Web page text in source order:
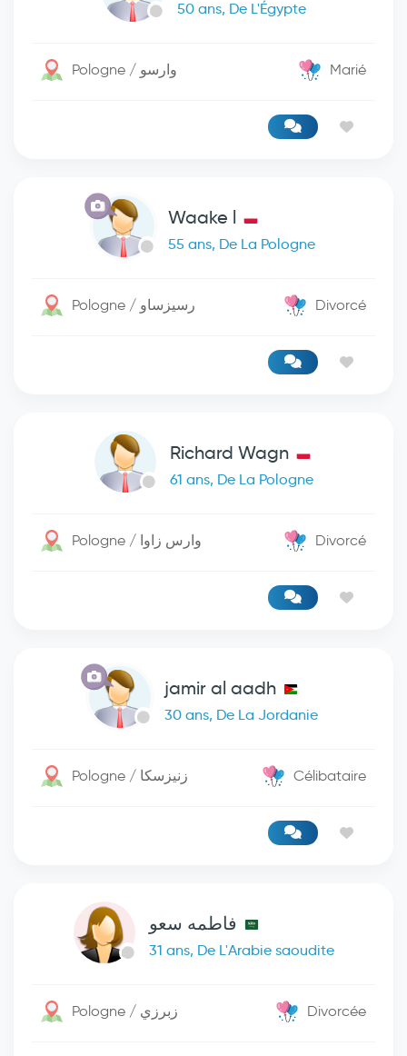
50 ans, De L'Égypte
Pologne / وارسو Marié
Waake l
55 ans, De La Pologne
Pologne / رسيزساو Divorcé
Richard Wagn
61 ans, De La Pologne
Pologne / وارس زاوا Divorcé
jamir al aadh
30 ans, De La Jordanie
Pologne / زنيزسكا Célibataire
فاطمه سعو
31 ans, De L'Arabie saoudite
Pologne / زبرزي Divorcée